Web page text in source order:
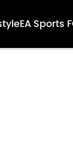
EA Sports